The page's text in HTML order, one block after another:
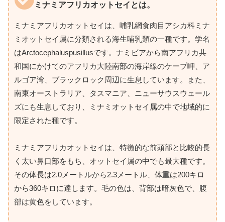
ミナミアフリカオットセイとは。
ミナミアフリカオットセイは、哺乳網食肉目アシカ科ミナ
ミオットセイ属に分類される海生哺乳類の一種です。学名
はArctocephaluspusillusです。ナミビアから南アフリカ共
和国にかけてのアフリカ大陸南部の海岸線のケープ岬、ア
ルゴア湾、ブラックロック周辺に生息しています。また、
南東オーストラリア、タスマニア、ニューサウスウェール
ズにも生息しており、ミナミオットセイ属の中で地域的に
限定された種です。
ミナミアフリカオットセイは、特徴的な前頭部と比較的長
く太い鼻口部をもち、オットセイ属の中でも最大種です。
その体長は2.0メートルから2.3メートル、体重は200キロ
から360キロに達します。毛の色は、背部は暗灰色で、腹
部は黄色をしています。